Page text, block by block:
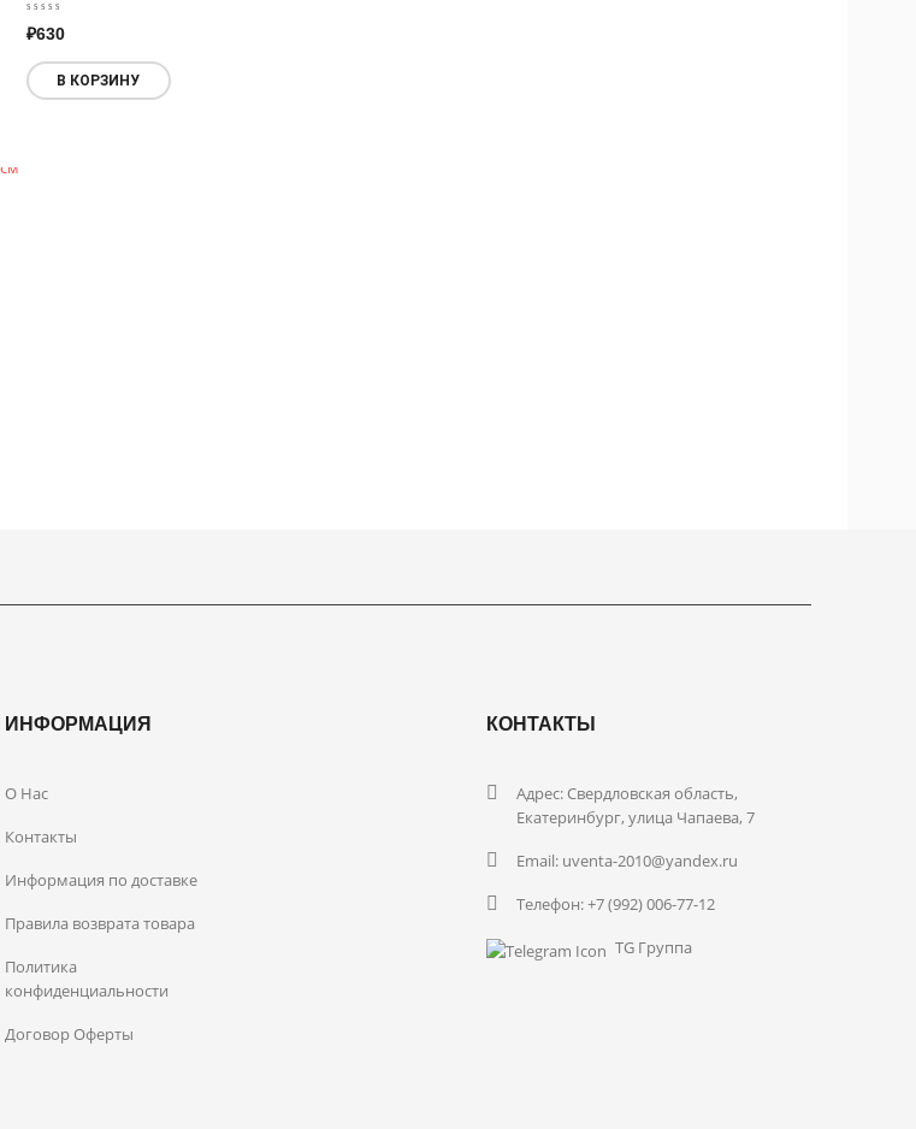
₽630
В КОРЗИНУ
ИНФОРМАЦИЯ
О Нас
Контакты
Информация по доставке
Правила возврата товара
Политика
конфиденциальности
Договор Оферты
КОНТАКТЫ
Адрес: Свердловская область,
Екатеринбург, улица Чапаева, 7
Email: uventa-2010@yandex.ru
Телефон:+7 (992) 006-77-12
TG Группа